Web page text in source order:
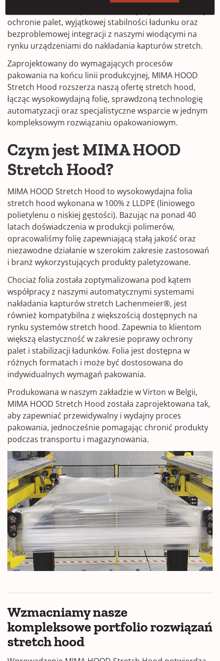
ochronie palet, wyjątkowej stabilności ładunku oraz
bezproblemowej integracji z naszymi wiodącymi na
rynku urządzeniami do nakładania kapturów stretch.
Zaprojektowany do wymagających procesów
pakowania na końcu linii produkcyjnej, MIMA HOOD
Stretch Hood rozszerza naszą ofertę stretch hood,
łącząc wysokowydajną folię, sprawdzoną technologię
automatyzacji oraz specjalistyczne wsparcie w jednym
kompleksowym rozwiązaniu opakowaniowym.
Czym jest MIMA HOOD
Stretch Hood?
MIMA HOOD Stretch Hood to wysokowydajna folia
stretch hood wykonana w 100% z LLDPE (liniowego
polietylenu o niskiej gęstości). Bazując na ponad 40
latach doświadczenia w produkcji polimerów,
opracowaliśmy folię zapewniającą stałą jakość oraz
niezawodne działanie w szerokim zakresie zastosowań
i branż wykorzystujących produkty paletyzowane.
Chociaż folia została zoptymalizowana pod kątem
współpracy z naszymi automatycznymi systemami
nakładania kapturów stretch Lachenmeier®, jest
również kompatybilna z większością dostępnych na
rynku systemów stretch hood. Zapewnia to klientom
większą elastyczność w zakresie poprawy ochrony
palet i stabilizacji ładunków. Folia jest dostępna w
różnych formatach i może być dostosowana do
indywidualnych wymagań pakowania.
Produkowana w naszym zakładzie w Virton w Belgii,
MIMA HOOD Stretch Hood została zaprojektowana tak,
aby zapewniać przewidywalny i wydajny proces
pakowania, jednocześnie pomagając chronić produkty
podczas transportu i magazynowania.
Wzmacniamy nasze
kompleksowe portfolio rozwiązań
stretch hood